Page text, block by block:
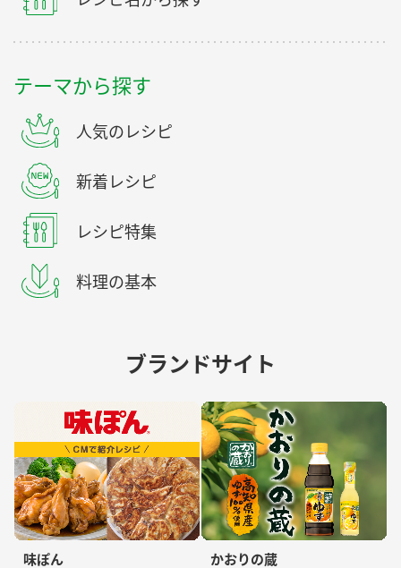
テーマから探す
人気のレシピ
新着レシピ
レシピ特集
料理の基本
ブランドサイト
味ぽん かおりの蔵